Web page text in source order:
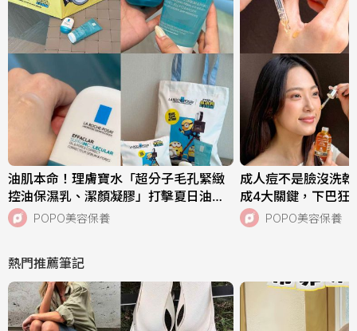
油肌本命！理膚寶水「超分子毛孔緊緻
控油保濕乳、潔顏凝膠」打擊夏日油痘
危機，跨界聯名《小小兵與大怪獸》超
萌周邊快來收藏！
POPO美容保養
成人痘不是臉沒洗
成4大關鍵，下巴狂
中，SISLEY植物極
次搞定痘肌！
POPO美容保養
熱門推薦筆記